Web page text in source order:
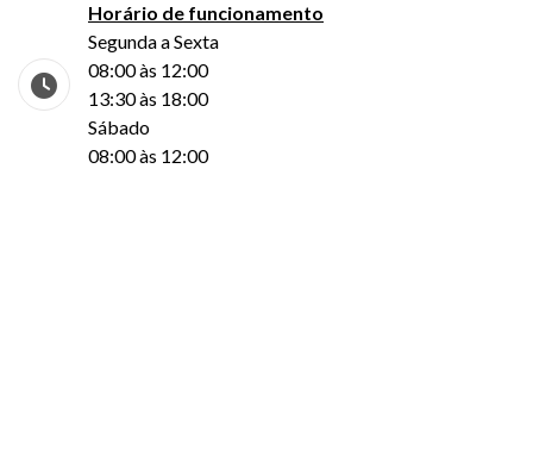
Horário de funcionamento
Segunda a Sexta
08:00 às 12:00
13:30 às 18:00
Sábado
08:00 às 12:00